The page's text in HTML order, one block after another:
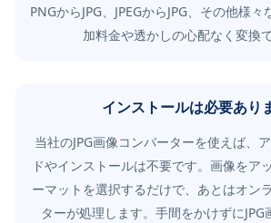
PNGからJPG、JPEGからJPG、その他様
加料金や透かしの心配なく変換
インストールは必要あり
当社のJPG画像コンバーターを使えば、
ドやインストールは不要です。画像をア
ーマットを選択するだけで、あとはオン
ターが処理します。手間をかけずにJPG